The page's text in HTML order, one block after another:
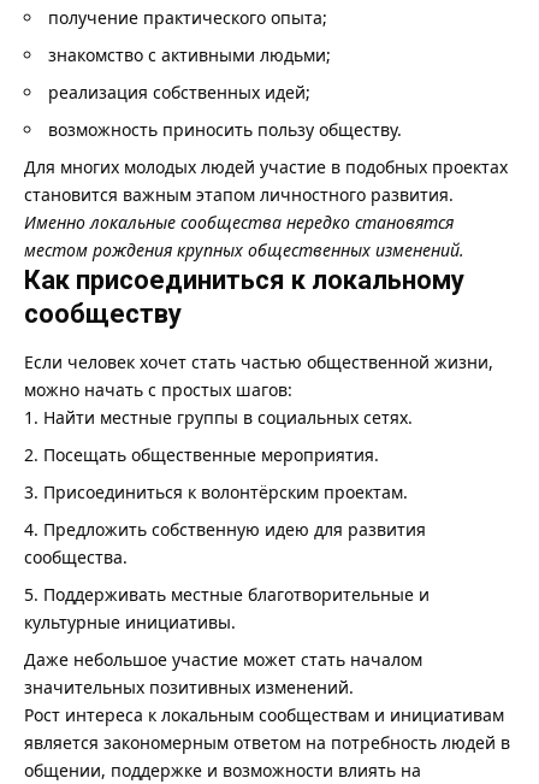
получение практического опыта;
знакомство с активными людьми;
реализация собственных идей;
возможность приносить пользу обществу.
Для многих молодых людей участие в подобных проектах
становится важным этапом личностного развития.
Именно локальные сообщества нередко становятся
местом рождения крупных общественных изменений.
Как присоединиться к локальному
сообществу
Если человек хочет стать частью общественной жизни,
можно начать с простых шагов:
Найти местные группы в социальных сетях.
Посещать общественные мероприятия.
Присоединиться к волонтёрским проектам.
Предложить собственную идею для развития
сообщества.
Поддерживать местные благотворительные и
культурные инициативы.
Даже небольшое участие может стать началом
значительных позитивных изменений.
Рост интереса к локальным сообществам и инициативам
является закономерным ответом на потребность людей в
общении, поддержке и возможности влиять на